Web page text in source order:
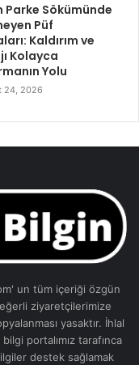
Parke Sökümünde
Püf
Kaldırım ve
Kolayca
Yolu
24, 2026
un tüm içeriği özgün
ziyaretçilerimize
yasaktır. İhlal
portalımız tarafınca
destek sağlamak